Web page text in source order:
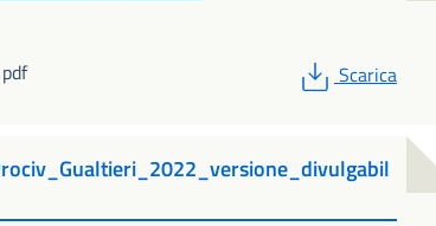
PDF
Scarica